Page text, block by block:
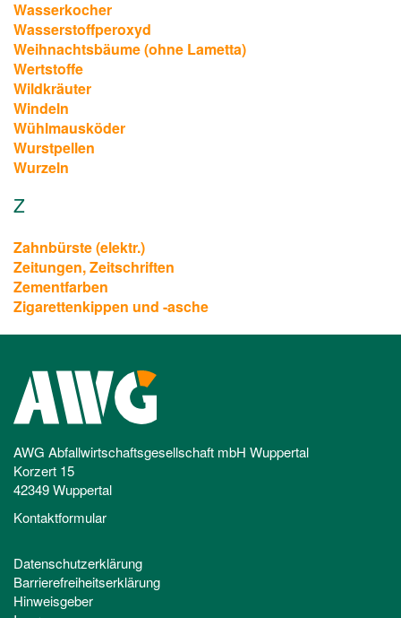
Wasserkocher
Wasserstoffperoxyd
Weihnachtsbäume (ohne Lametta)
Wertstoffe
Wildkräuter
Windeln
Wühlmausköder
Wurstpellen
Wurzeln
Z
Zahnbürste (elektr.)
Zeitungen, Zeitschriften
Zementfarben
Zigarettenkippen und -asche
AWG Abfallwirtschaftsgesellschaft mbH Wuppertal
Korzert 15
42349 Wuppertal
Kontaktformular
Datenschutzerklärung
Barrierefreiheitserklärung
Hinweisgeber